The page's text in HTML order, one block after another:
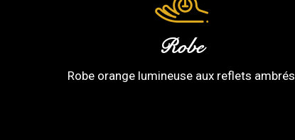
Robe
Robe orange lumineuse aux reflets ambrés